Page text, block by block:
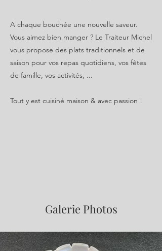
A chaque bouchée une nouvelle saveur.
Vous aimez bien manger ? Le Traiteur Michel
vous propose des plats traditionnels et de
saison pour vos repas quotidiens, vos fêtes
de famille, vos activités, ...
Tout y est cuisiné maison & avec passion !
Galerie Photos